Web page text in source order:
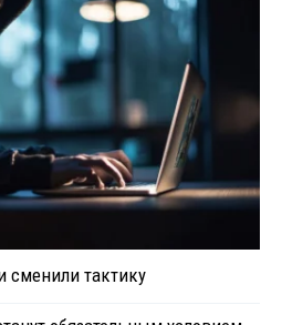
тактику